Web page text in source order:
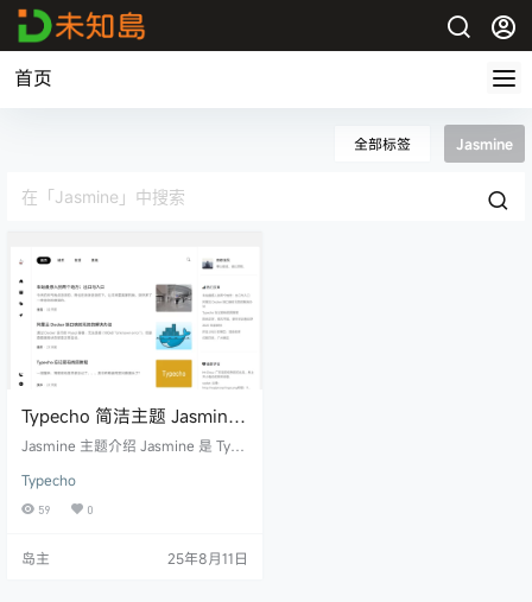
首页
全部标签 Jasmine
Typecho 简洁主题 Jasmine
博客类主题
Jasmine 主题介绍 Jasmine 是 Type
发，在简洁的基础之上，尽量体现
出精致与美观。主题整体采用响应
模式、代码高亮等内容也进行了针
Typecho
59 0
岛主 25年8月11日